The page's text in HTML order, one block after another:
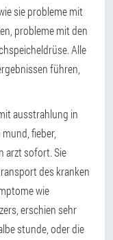
sie probleme mit
probleme mit den
Alle
führen,
ausstrahlung in
fieber,
arzt sofort. Sie
des kranken
wie
erschien sehr
stunde, oder die